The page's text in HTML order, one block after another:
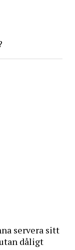
servera sitt
dåligt